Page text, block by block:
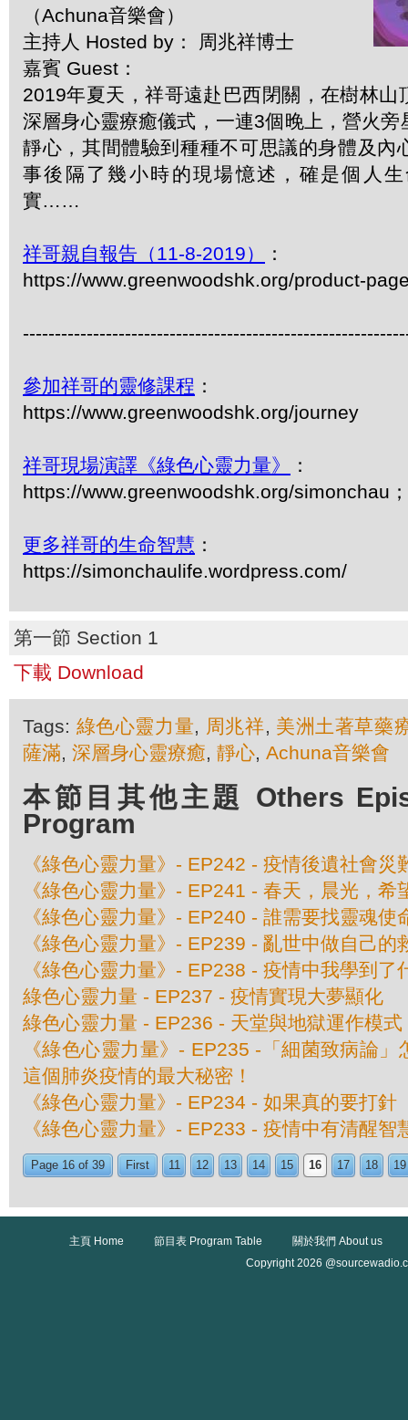
（Achuna音樂會）
主持人 Hosted by： 周兆祥博士
嘉賓 Guest：
2019年夏天，祥哥遠赴巴西閉關，在樹林山
深層身心靈療癒儀式，一連3個晚上，營火旁
靜心，其間體驗到種種不可思議的身體及內
事後隔了幾小時的現場憶述，確是個人
實……
祥哥親自報告（11-8-2019）
：
https://www.greenwoodshk.org/product-
參加祥哥的靈修課程 ：
https://www.greenwoodshk.org/journey
祥哥現場演譯《綠色心靈力量》
：
https://www.greenwoodshk.org/simonchau
更多祥哥的生命智慧 ：
https://simonchaulife.wordpress.com/
第一節 Section 1
下載 Download
Tags: 綠色心靈力量, 周兆祥, 美洲土著草藥
薩滿, 深層身心靈療癒, 靜心, Achuna音樂會
本節目其他主題 Others
Program
《綠色心靈力量》- EP242 - 疫情後遺社會災
《綠色心靈力量》- EP241 - 春天，晨光，希
《綠色心靈力量》- EP240 - 誰需要找靈魂使
《綠色心靈力量》- EP239 - 亂世中做自己的
《綠色心靈力量》- EP238 - 疫情中我學到了
綠色心靈力量 - EP237 - 疫情實現大夢顯化
綠色心靈力量 - EP236 - 天堂與地獄運作模式
《綠色心靈力量》- EP235 -「細菌致病論
這個肺炎疫情的最大秘密！
《綠色心靈力量》- EP234 - 如果真的要打針
《綠色心靈力量》- EP233 - 疫情中有清醒智
Page 16 of 39 First 11 12 13 14 15 16 17 18 19
主頁 Home 節目表 Program Table
關於我們 About us
Copyright 2026